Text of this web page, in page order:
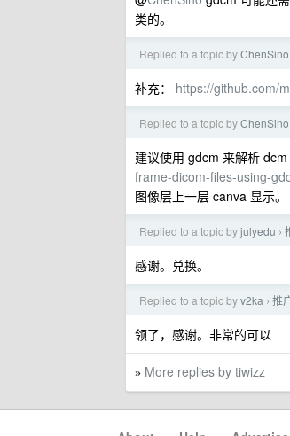
类的。
Replied to a topic byChenSino
补充： https://github.com/
Replied to a topic byChenSino
建议使用 gdcm 来解析 dcm
frame-dicom-files-using-
图像层上一层 canva 显示。
Replied to a topic byjulyedu ›
感谢。兑换。
Replied to a topic byv2ka › 推
领了，感谢。非常的可以
» More replies by tiwizz